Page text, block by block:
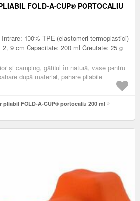
FOLD-A-CUP® PORTOCALIU
100% TPE (elastomeri termoplastici)
9 cm Capacitate: 200 ml Greutate: 25 g
și camping, gătitul în natură, vase pentru
după material, pahare pliabile
pliabil FOLD-A-CUP® portocaliu 200 ml